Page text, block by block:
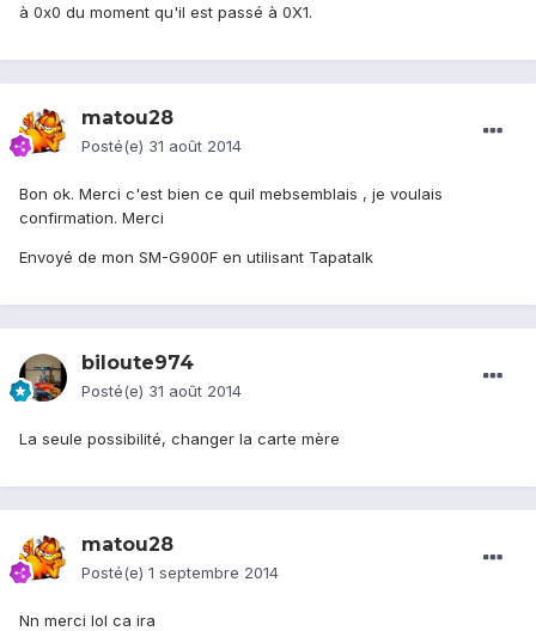
à 0x0 du moment qu'il est passé à 0X1.
matou28
Posté(e) 31 août 2014
Bon ok. Merci c'est bien ce quil mebsemblais , je voulais
confirmation. Merci
Envoyé de mon SM-G900F en utilisant Tapatalk
biloute974
Posté(e) 31 août 2014
La seule possibilité, changer la carte mère
matou28
Posté(e) 1 septembre 2014
Nn merci lol ca ira